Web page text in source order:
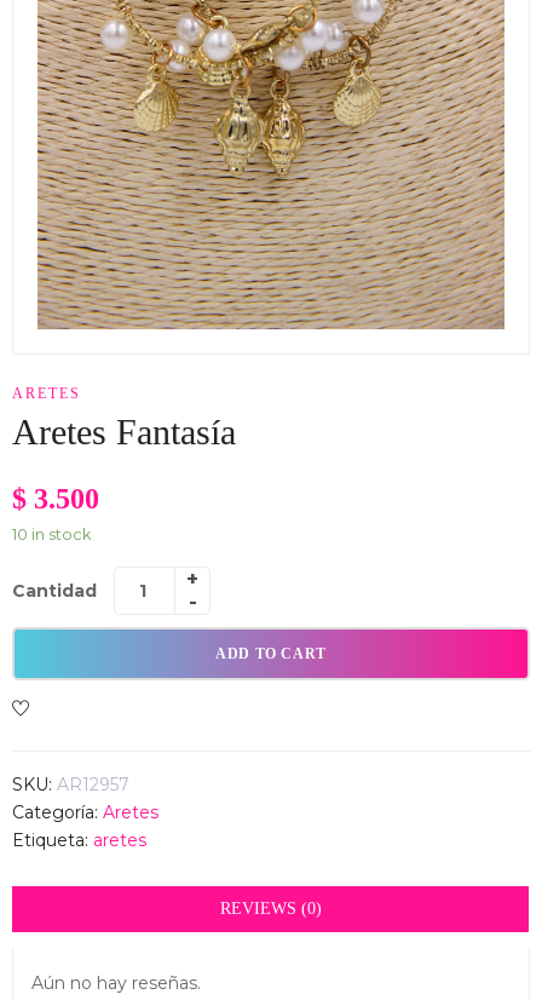
ARETES
Aretes Fantasía
$ 3.500
10 in stock
Cantidad
ADD TO CART
SKU: AR12957
Categoría: Aretes
Etiqueta: aretes
REVIEWS (0)
Aún no hay reseñas.